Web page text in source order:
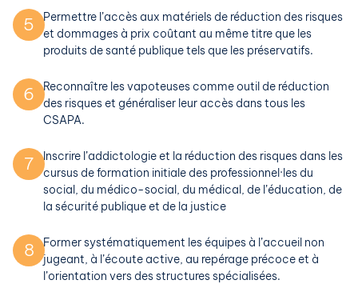
5
Permettre l’accès aux matériels de réduction des risques
et dommages à prix coûtant au même titre que les
produits de santé publique tels que les préservatifs.
6
Reconnaître les vapoteuses comme outil de réduction
des risques et généraliser leur accès dans tous les
CSAPA.
7
Inscrire l’addictologie et la réduction des risques dans les
cursus de formation initiale des professionnel·les du
social, du médico-social, du médical, de l’éducation, de
la sécurité publique et de la justice
8
Former systématiquement les équipes à l’accueil non
jugeant, à l’écoute active, au repérage précoce et à
l’orientation vers des structures spécialisées.